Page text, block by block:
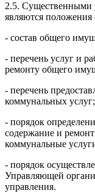
2.5. Существенными
являются
- состав общего
- перечень услуг и
ремонту общего
- перечень
коммунальных услуг;
- порядок
содержание и
коммунальные
- порядок
Управляющей
управления.